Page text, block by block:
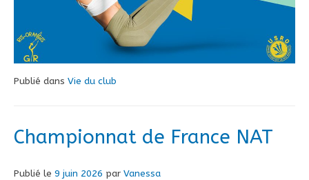
Publié dans Vie du club
Championnat de France NAT
Publié le 9 juin 2026 par Vanessa